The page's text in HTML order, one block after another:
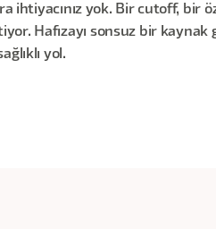
ihtiyacınız yok. Bir cutoff,
Hafızayı sonsuz bir
yol.